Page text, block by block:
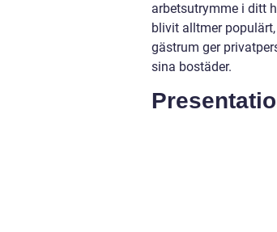
arbetsutrymme i ditt
blivit alltmer
gästrum ger
sina bostäder.